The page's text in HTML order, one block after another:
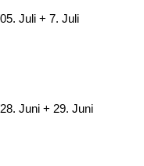
Juli + 7. Juli
Juni + 29. Juni